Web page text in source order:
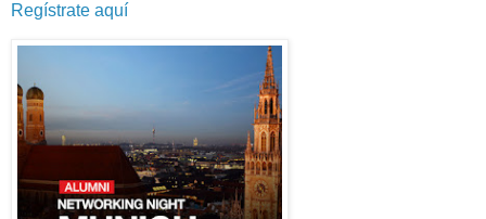
Regístrate aquí